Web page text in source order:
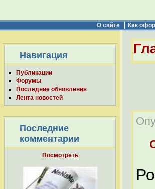
О сайте Как
Навигация
Публикации
Форумы
Последние обновления
Лента новостей
Последние
комментарии
Посмотреть